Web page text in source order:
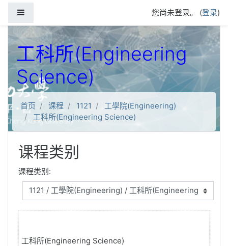
您尚未登录。 (登录)
工科所(Engineering
Science)
首页 课程 1121
工學院(Engineering)
工科所(Engineering Science)
课程类别
课程类别:
工科所(Engineering Science)